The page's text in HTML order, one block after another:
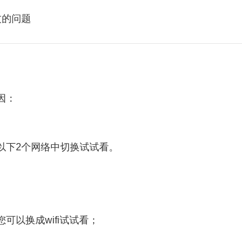
问题
2个网络中切换试试看。
以换成wifi试试看；